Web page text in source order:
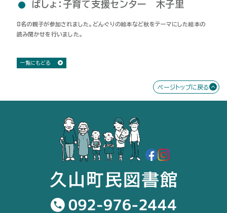
ばしょ：子育て支援センター 木子里
8名の親子が参加されました。どんぐりの絵本など秋をテーマにした絵本の
読み聞かせを行いました。
一覧にもどる
ページトップに戻る